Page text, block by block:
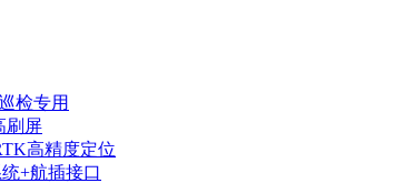
检专用
刷屏
高精度定位
+航插接口